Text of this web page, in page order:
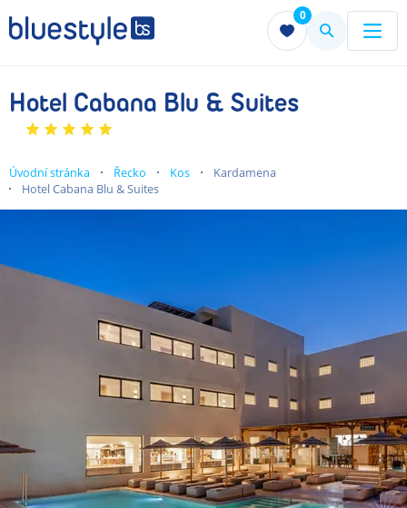
0
Menu Menu
Hotel Cabana Blu & Suites
Úvodní stránka Řecko Kos
Kardamena
Hotel Cabana Blu & Suites